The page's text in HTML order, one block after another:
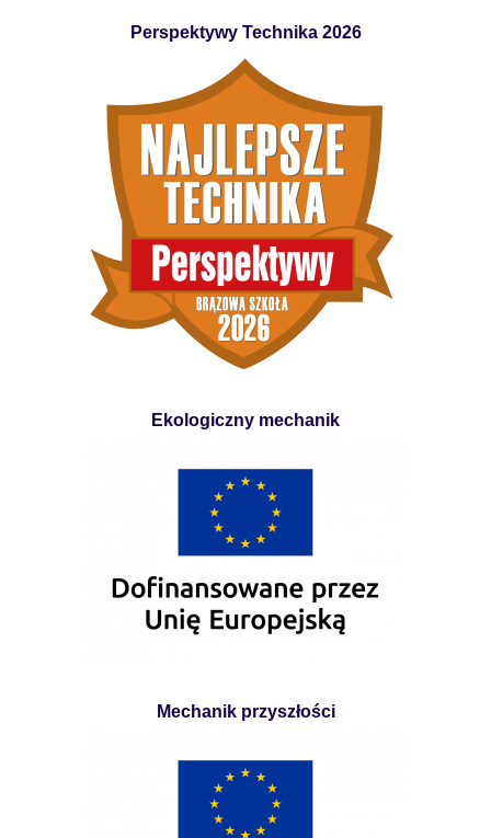
Perspektywy Technika 2026
Ekologiczny mechanik
Mechanik przyszłości